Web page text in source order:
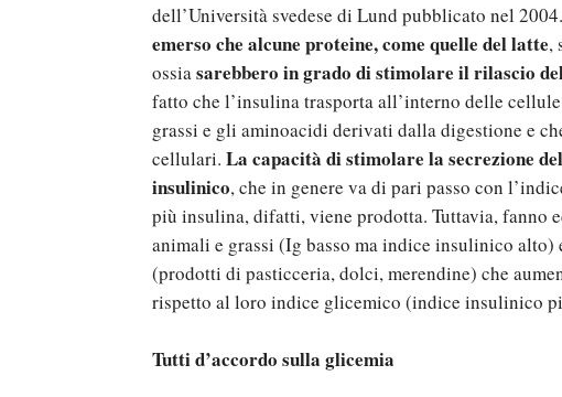
dell’Università svedese di Lund pubblicato nel
emerso che alcune proteine, come quelle del latte,
ossiasarebbero in grado di stimolare il rilascio
fatto che l’insulina trasporta all’interno delle
grassi e gli aminoacidi derivati dalla digestione e
cellulari. La capacità di stimolare la secrezione
insulinico, che in genere va di pari passo con
più insulina, difatti, viene prodotta. Tuttavia, fanno
animali e grassi (Ig basso ma indice insulinico
(prodotti di pasticceria, dolci, merendine) che
rispetto al loro indice glicemico (indice insulinico
Tutti d’accordo sulla glicemia